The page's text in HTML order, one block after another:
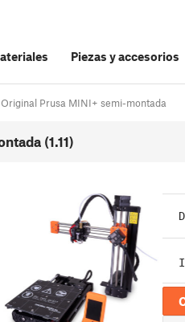
Piezas y accesorios
Original Prusa MINI+ semi-montada
(1.11)